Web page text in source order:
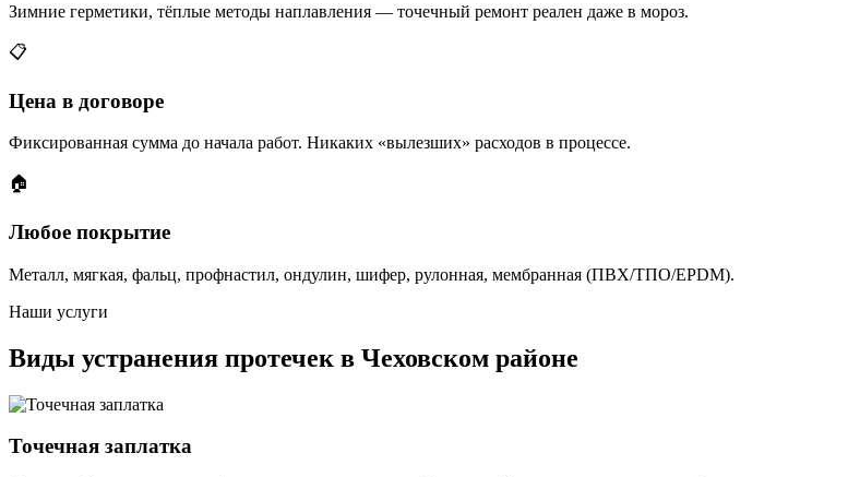
Зимние герметики, тёплые методы наплавления — точечный ремонт реален даже в мороз.
📋
Цена в договоре
Фиксированная сумма до начала работ. Никаких «вылезших» расходов в процессе.
🏠
Любое покрытие
Металл, мягкая, фальц, профнастил, ондулин, шифер, рулонная, мембранная (ПВХ/ТПО/EPDM).
Наши услуги
Виды устранения протечек в Чеховском районе
Точечная заплатка